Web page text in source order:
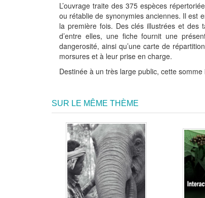
L’ouvrage traite des 375 espèces
ou rétablie de synonymies anciennes. Il est
la première fois. Des clés illustrées et des
d’entre elles, une fiche fournit une
dangerosité, ainsi qu’une carte de
morsures et à leur prise en charge.
Destinée à un très large public, cette
SUR LE MÊME THÈME